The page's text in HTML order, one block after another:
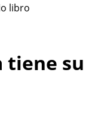
libro
tiene su